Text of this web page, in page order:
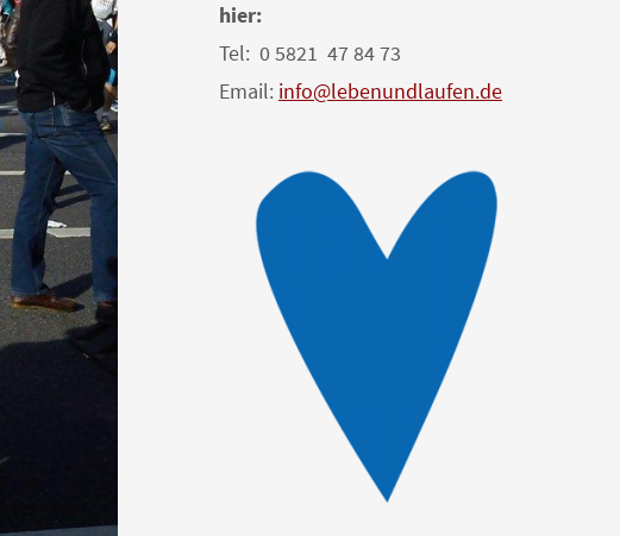
hier:
Tel: 0 5821 47 84 73
Email: info@lebenundlaufen.de